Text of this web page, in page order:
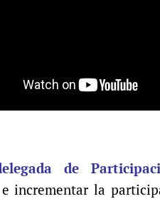
de
incrementar la